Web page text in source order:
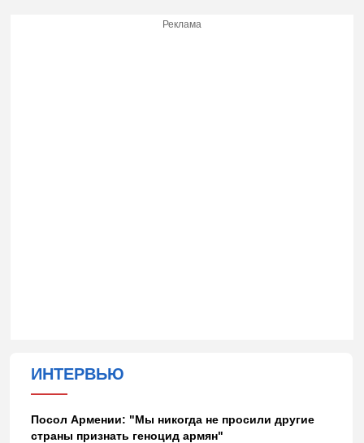
Реклама
ИНТЕРВЬЮ
Посол Армении: "Мы никогда не просили другие
страны признать геноцид армян"